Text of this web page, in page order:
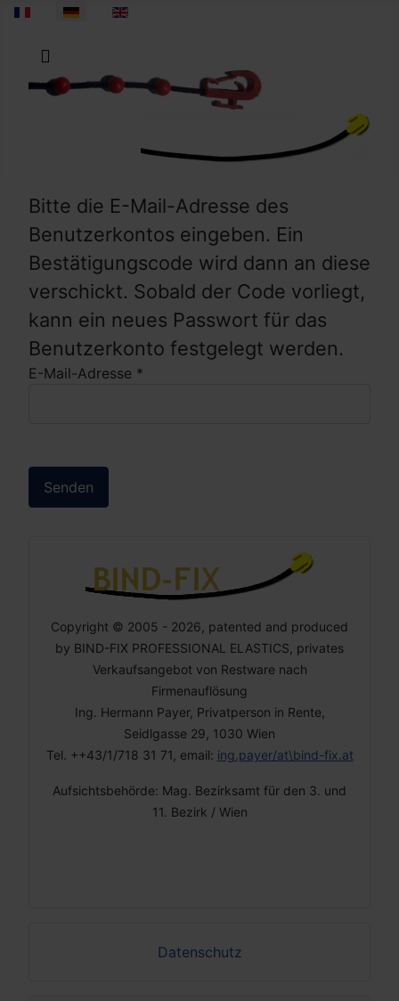
Sprache auswählen
Bitte die E-Mail-Adresse des
Benutzerkontos eingeben. Ein
Bestätigungscode wird dann an diese
verschickt. Sobald der Code vorliegt,
kann ein neues Passwort für das
Benutzerkonto festgelegt werden.
E-Mail-Adresse *
Senden
Copyright © 2005 - 2026, patented and produced
by BIND-FIX PROFESSIONAL ELASTICS, privates
Verkaufsangebot von Restware nach
Firmenauflösung
Ing. Hermann Payer, Privatperson in Rente,
Seidlgasse 29, 1030 Wien
Tel. ++43/1/718 31 71, email: ing.payer/at\bind-fix.at
Aufsichtsbehörde: Mag. Bezirksamt für den 3. und
11. Bezirk / Wien
Datenschutz